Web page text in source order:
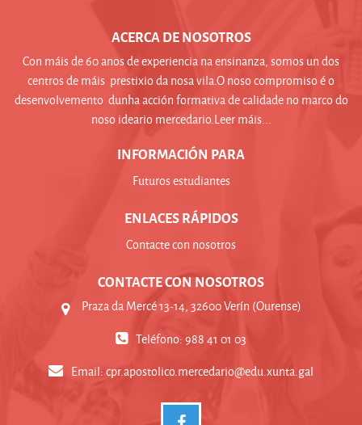
ACERCA DE NOSOTROS
Con máis de 60 anos de experiencia na ensinanza, somos un dos
centros de máis prestixio da nosa vila.O noso compromiso é o
desenvolvemento dunha acción formativa de calidade no marco do
noso ideario mercedario.Leer máis...
INFORMACIÓN PARA
Futuros estudiantes
ENLACES RÁPIDOS
Contacte con nosotros
CONTACTE CON NOSOTROS
Praza da Mercé 13-14, 32600 Verín (Ourense)
Teléfono: 988 41 01 03
Email:cpr.apostolico.mercedario@edu.xunta.gal